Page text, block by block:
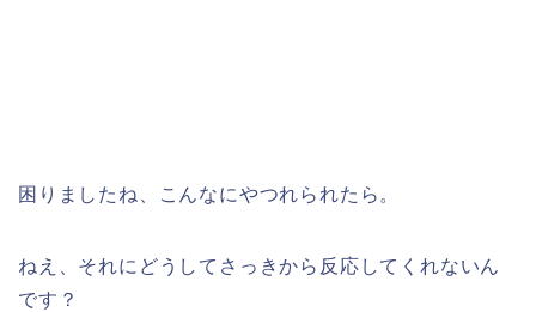
困りましたね、こんなにやつれられたら。
ねえ、それにどうしてさっきから反応してくれないん
です？